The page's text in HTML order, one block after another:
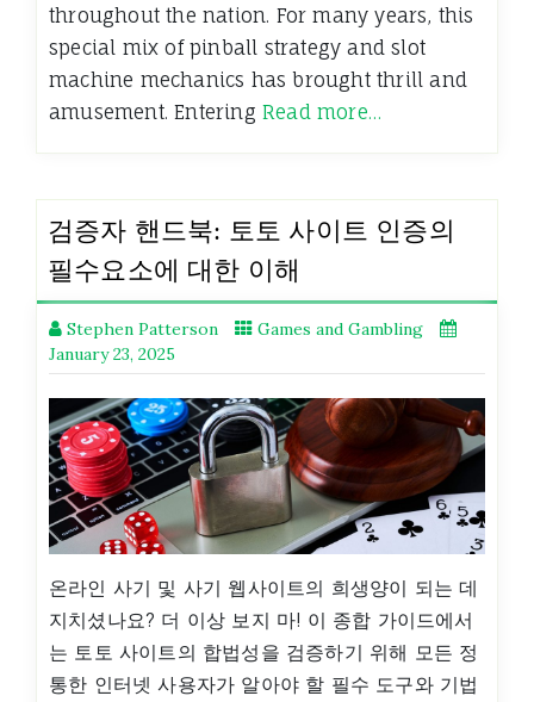
throughout the nation. For many years, this
special mix of pinball strategy and slot
machine mechanics has brought thrill and
amusement. Entering Read more…
검증자 핸드북: 토토 사이트 인증의
필수요소에 대한 이해
Stephen Patterson
Games and Gambling
January 23, 2025
온라인 사기 및 사기 웹사이트의 희생양이 되는 데
지치셨나요? 더 이상 보지 마! 이 종합 가이드에서
는 토토 사이트의 합법성을 검증하기 위해 모든 정
통한 인터넷 사용자가 알아야 할 필수 도구와 기법